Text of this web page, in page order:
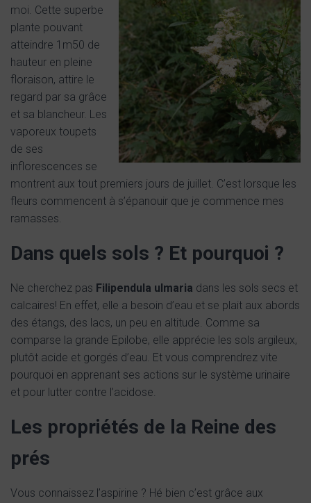
moi. Cette superbe
plante pouvant
atteindre 1m50 de
hauteur en pleine
floraison, attire le
regard par sa grâce
et sa blancheur. Les
vaporeux toupets
de ses
inflorescences se
montrent aux tout premiers jours de juillet. C’est lorsque les
fleurs commencent à s’épanouir que je commence mes
ramasses.
Dans quels sols ? Et pourquoi ?
Ne cherchez pas Filipendula ulmaria dans les sols secs et
calcaires! En effet, elle a besoin d’eau et se plait aux abords
des étangs, des lacs, un peu en altitude. Comme sa
comparse la grande Epilobe, elle apprécie les sols argileux,
plutôt acide et gorgés d’eau. Et vous comprendrez vite
pourquoi en apprenant ses actions sur le système urinaire
et pour lutter contre l’acidose.
Les propriétés de la Reine des
prés
Vous connaissez l’aspirine ? Hé bien c’est grâce aux